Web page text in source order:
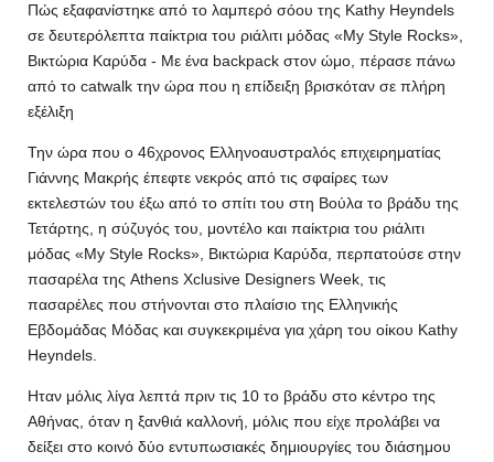
Πώς εξαφανίστηκε από το λαμπερό σόου της Kathy Heyndels
σε δευτερόλεπτα παίκτρια του ριάλιτι μόδας «My Style Rocks»,
Βικτώρια Καρύδα - Με ένα backpack στον ώμο, πέρασε πάνω
από το catwalk την ώρα που η επίδειξη βρισκόταν σε πλήρη
εξέλιξη
Την ώρα που ο 46χρονος Ελληνοαυστραλός επιχειρηματίας
Γιάννης Μακρής έπεφτε νεκρός από τις σφαίρες των
εκτελεστών του έξω από το σπίτι του στη Βούλα το βράδυ της
Τετάρτης, η σύζυγός του, μοντέλο και παίκτρια του ριάλιτι
μόδας «My Style Rocks», Βικτώρια Καρύδα, περπατούσε στην
πασαρέλα της Athens Xclusive Designers Week, τις
πασαρέλες που στήνονται στο πλαίσιο της Ελληνικής
Εβδομάδας Μόδας και συγκεκριμένα για χάρη του οίκου Kathy
Heyndels.
Ηταν μόλις λίγα λεπτά πριν τις 10 το βράδυ στο κέντρο της
Αθήνας, όταν η ξανθιά καλλονή, μόλις που είχε προλάβει να
δείξει στο κοινό δύο εντυπωσιακές δημιουργίες του διάσημου